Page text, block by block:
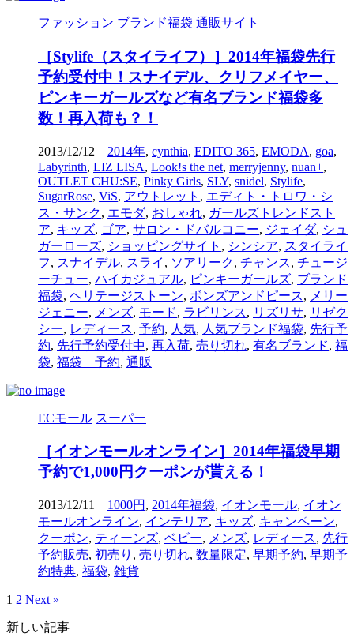
ファッション ブランド福袋 通販サイト
［Stylife（スタイライフ）］2014年福袋先行
予約受付中！スナイデル、クリフメイヤー、
ピンキーガールズなど有名ブランド福袋多
数！再入荷も？！
2013/12/12 2014年, cynthia, EDITO 365, EMODA, goa,
Labyrinth, LIZ LISA, Look!s the net, merryjenny, nuan+,
OUTLET CHU:SE, Pinky Girls, SLY, snidel, Stylife,
SugarRose, ViS, アウトレット , エディト・トロワ・シ
ス・サンク, エモダ, おしゃれ, ガールズトレンドスト
ア, キッズ, ゴア, サロン・ドバルコニー, ジェイダ, シュ
ガーローズ, ショッピングサイト , シンシア, スタイライ
フ, スナイデル, スライ , ソアリーク, チャンス, チュージ
ーチュー, ハイカジュアル, ピンキーガールズ, ブランド
福袋, ヘリテージストーン, ボンズアンドピース, メリー
ジェニー, メンズ, モード, ラビリンス, リズリサ, リゼク
シー, レディース, 予約, 人気, 人気ブランド福袋, 先行予
約, 先行予約受付中, 再入荷, 売り切れ, 有名ブランド, 福
袋, 福袋 予約, 通販
ECモール スーパー
［イオンモールオンライン］2014年福袋早期
予約で1,000円クーポンが貰える！
2013/12/11 1000円 , 2014年福袋, イオンモール, イオン
モールオンライン, インテリア, キッズ, キャンペーン,
クーポン, ティーンズ, ベビー, メンズ, レディース, 先行
予約販売, 初売り , 売り切れ, 数量限定, 早期予約, 早期予
約特典, 福袋, 雑貨
1 2 Next »
新しい記事